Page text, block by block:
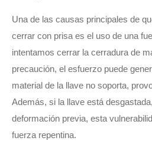
Una de las causas principales de
cerrar con prisa es el uso de una
intentamos cerrar la cerradura de
precaución, el esfuerzo puede
material de la llave no soporta,
Además, si la llave está
deformación previa, esta
fuerza repentina.